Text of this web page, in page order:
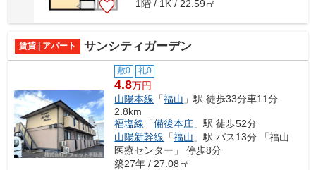
1階 / 1K / 22.59㎡
賃貸 | アパート サンシティガーデン
敷0 礼0
4.8万円
山陽本線 「福山 」駅 徒歩33分車11分
2.8km
福塩線 「備後本庄 」駅 徒歩52分
山陽新幹線 「福山 」駅 バス13分 「福山
医療センター」 停歩8分
築27年 / 27.08㎡